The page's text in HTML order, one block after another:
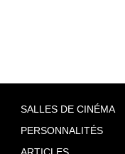
SALLES DE CINÉMA
PERSONNALITÉS